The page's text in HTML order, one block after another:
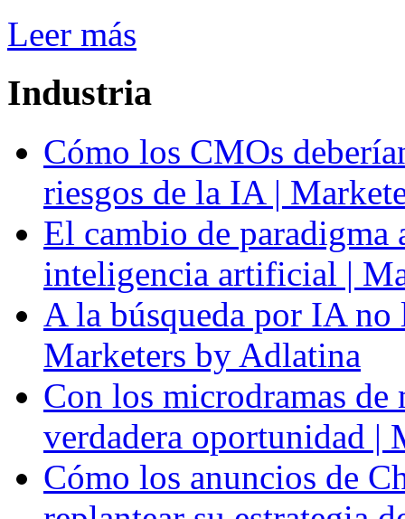
Leer más
Industria
Cómo los CMOs
riesgos de la IA |
El cambio de paradigma
inteligencia artificial |
A la búsqueda por IA
Marketers by Adlatina
Con los microdramas de
verdadera oportunidad |
Cómo los anuncios de